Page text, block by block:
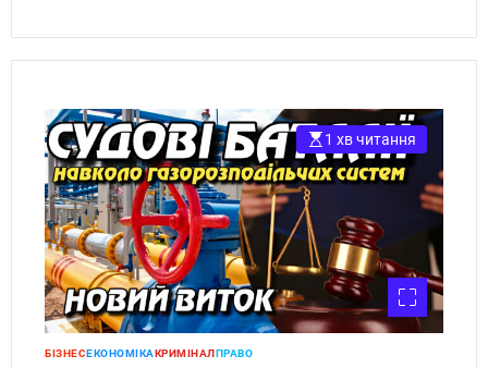
1 хв читання
БІЗНЕСЕКОНОМІКАКРИМІНАЛПРАВО